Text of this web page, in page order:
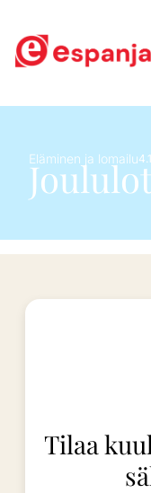
Eläminen ja lomailu
Tilaa